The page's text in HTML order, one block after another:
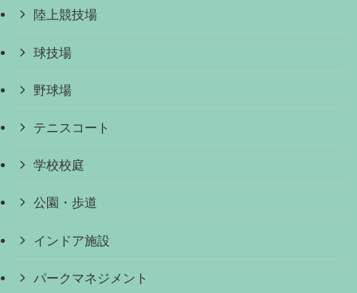
陸上競技場
球技場
野球場
テニスコート
学校校庭
公園・歩道
インドア施設
パークマネジメント